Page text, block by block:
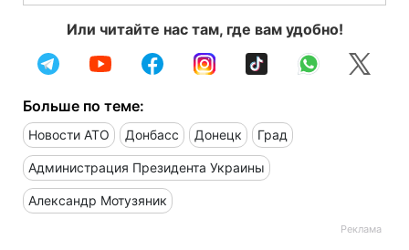
Или читайте нас там, где вам удобно!
Больше по теме:
Новости АТО Донбасс Донецк Град
Администрация Президента Украины
Александр Мотузяник